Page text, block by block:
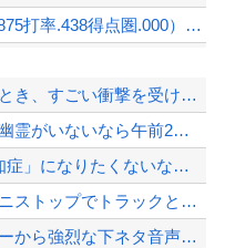
カープ佐々木泰（8月OPS.875打率.438得点圏.000）←1番に置いた方が...
』な女キャラwwwwww
【衝撃】中国製ルーター20機種にバックドア発見！ ネットに繋ぐだけで35秒ごとに...
【草】アル中「水飲みたくない！」 グラス「はい転倒」
【配信者】「金バエ」のSNS更新が1週間途絶え、様々な憶測が飛び交う。1週間ぶり...
【緊急速報】NYで警官が黒人男性の首を絞め、暴動第二波不可避へ
急いで曲がり角を曲がったとき、すごい衝撃を受けてリアルに2ｍくらいふっとんだ
【幽霊否定派、完全論破】幽霊がいないなら午前2時に一人で墓石を木刀で叩き割れるよ...
【リスク3倍】お前ら「認知症」になりたくないなら酒をやめろ
【動画】両方馬鹿（笑）ミニストップでトラックと衝突したドラレコが（ノ∇`）
【動画】駅構内のスピーカーから強烈な下ネタ音声が垂れ流される 全乗客困惑の音声が...